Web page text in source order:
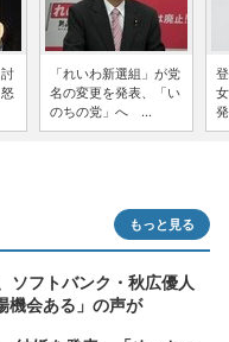
「れいわ新選組」が党
名の変更を発表、「い
のちの党」へ ...
もっと見る
ソフトバンク・秋広優人
機会ある」の声が